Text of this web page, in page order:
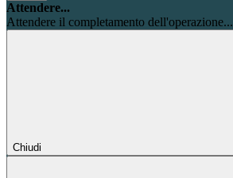
Attendere...
Attendere il completamento dell'operazione...
Chiudi